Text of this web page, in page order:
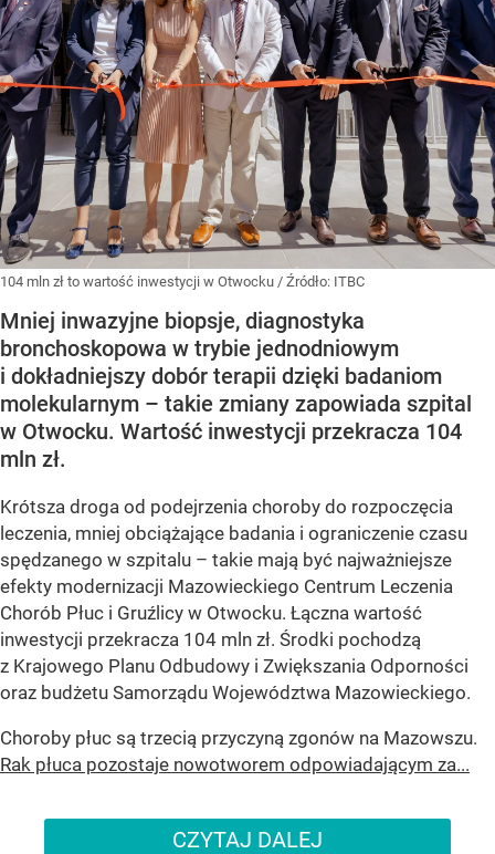
104 mln zł to wartość inwestycji w Otwocku / Źródło: ITBC
Mniej inwazyjne biopsje, diagnostyka
bronchoskopowa w trybie jednodniowym
i dokładniejszy dobór terapii dzięki badaniom
molekularnym – takie zmiany zapowiada szpital
w Otwocku. Wartość inwestycji przekracza 104
mln zł.
Krótsza droga od podejrzenia choroby do rozpoczęcia
leczenia, mniej obciążające badania i ograniczenie czasu
spędzanego w szpitalu – takie mają być najważniejsze
efekty modernizacji Mazowieckiego Centrum Leczenia
Chorób Płuc i Gruźlicy w Otwocku. Łączna wartość
inwestycji przekracza 104 mln zł. Środki pochodzą
z Krajowego Planu Odbudowy i Zwiększania Odporności
oraz budżetu Samorządu Województwa Mazowieckiego.
Choroby płuc są trzecią przyczyną zgonów na Mazowszu.
Rak płuca pozostaje nowotworem odpowiadającym za...
CZYTAJ DALEJ